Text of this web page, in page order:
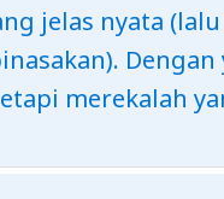
jelas nyata
merekalah